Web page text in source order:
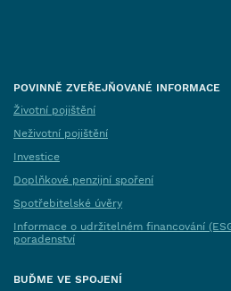
POVINNĚ ZVEŘEJŇOVANÉ INFORMACE
Životní pojištění
Neživotní pojištění
Investice
Doplňkové penzijní spoření
Spotřebitelské úvěry
Informace o udržitelném financování
poradenství
BUĎME VE SPOJENÍ